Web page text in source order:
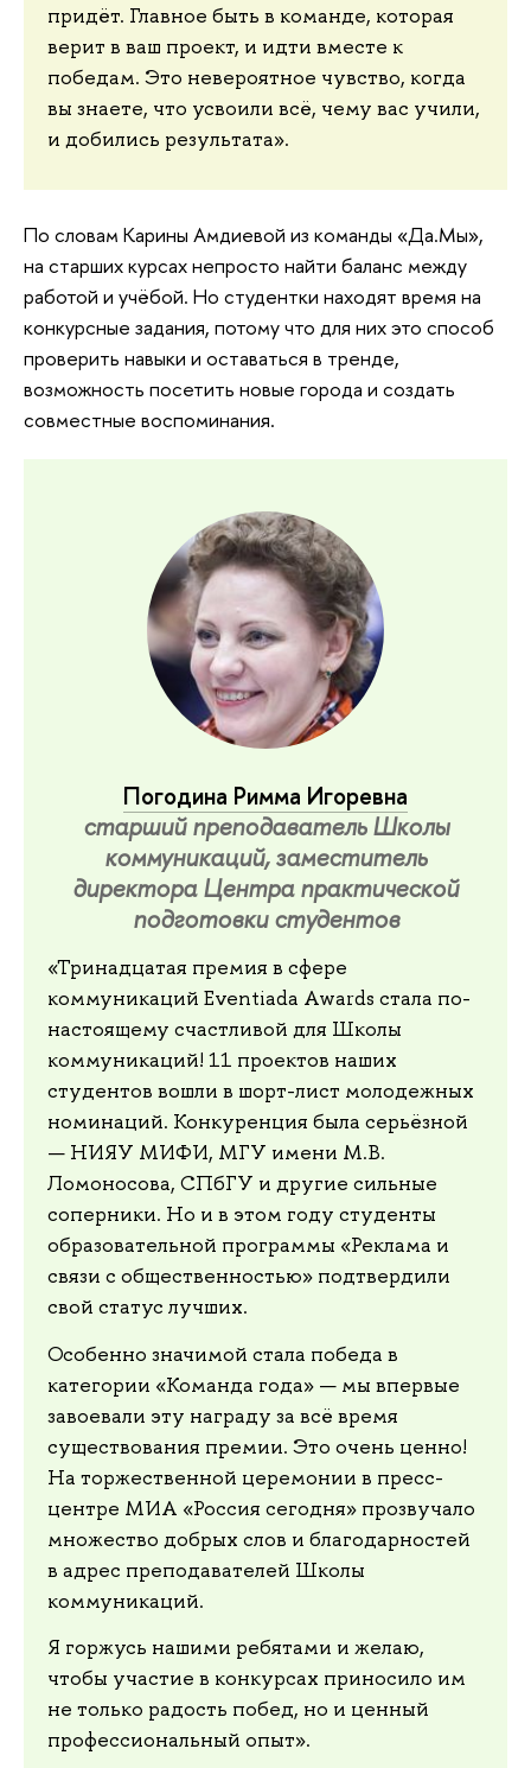
придёт. Главное быть в команде, которая
верит в ваш проект, и идти вместе к
победам. Это невероятное чувство, когда
вы знаете, что усвоили всё, чему вас учили,
и добились результата».
По словам Карины Амдиевой из команды «Да.Мы»,
на старших курсах непросто найти баланс между
работой и учёбой. Но студентки находят время на
конкурсные задания, потому что для них это способ
проверить навыки и оставаться в тренде,
возможность посетить новые города и создать
совместные воспоминания.
Погодина Римма Игоревна
старший преподаватель Школы
коммуникаций, заместитель
директора Центра практической
подготовки студентов
«Тринадцатая премия в сфере
коммуникаций Eventiada Awards стала по-
настоящему счастливой для Школы
коммуникаций! 11 проектов наших
студентов вошли в шорт-лист молодежных
номинаций. Конкуренция была серьёзной
— НИЯУ МИФИ, МГУ имени М.В.
Ломоносова, СПбГУ и другие сильные
соперники. Но и в этом году студенты
образовательной программы «Реклама и
связи с общественностью» подтвердили
свой статус лучших.
Особенно значимой стала победа в
категории «Команда года» — мы впервые
завоевали эту награду за всё время
существования премии. Это очень ценно!
На торжественной церемонии в пресс-
центре МИА «Россия сегодня» прозвучало
множество добрых слов и благодарностей
в адрес преподавателей Школы
коммуникаций.
Я горжусь нашими ребятами и желаю,
чтобы участие в конкурсах приносило им
не только радость побед, но и ценный
профессиональный опыт».